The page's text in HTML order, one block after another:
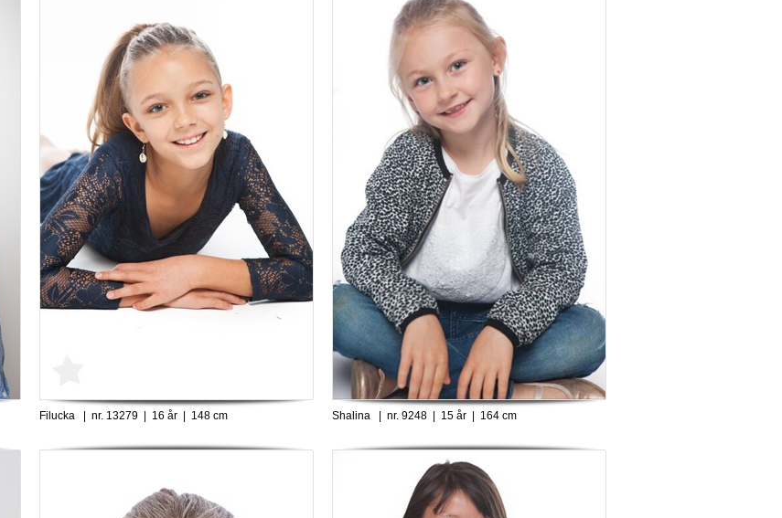
Filucka | nr. 13279 | 16 år | 148 cm Shalina | nr. 9248 | 15 år | 164 cm